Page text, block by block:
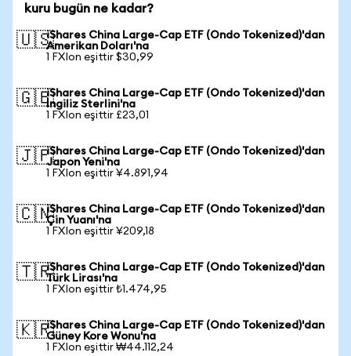
kuru bugün ne kadar?
🇺🇸iShares China Large-Cap ETF (Ondo Tokenized)'dan
Amerikan Doları'na
1 FXIon eşittir $30,99
🇬🇧iShares China Large-Cap ETF (Ondo Tokenized)'dan
İngiliz Sterlini'na
1 FXIon eşittir £23,01
🇯🇵iShares China Large-Cap ETF (Ondo Tokenized)'dan
Japon Yeni'na
1 FXIon eşittir ¥4.891,94
🇨🇳iShares China Large-Cap ETF (Ondo Tokenized)'dan
Çin Yuanı'na
1 FXIon eşittir ¥209,18
🇹🇷iShares China Large-Cap ETF (Ondo Tokenized)'dan
Türk Lirası'na
1 FXIon eşittir ₺1.474,95
🇰🇷iShares China Large-Cap ETF (Ondo Tokenized)'dan
Güney Kore Wonu'na
1 FXIon eşittir ₩44.112,24